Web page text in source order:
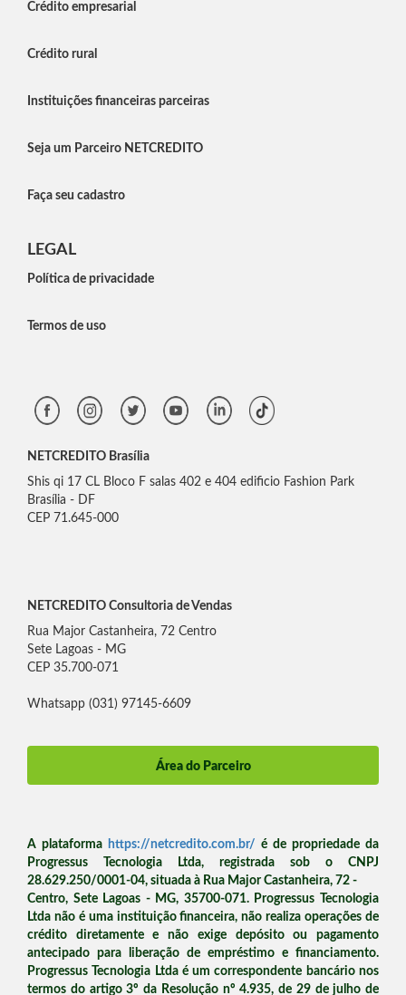
Crédito empresarial
Crédito rural
Instituições financeiras parceiras
Seja um Parceiro NETCREDITO
Faça seu cadastro
LEGAL
Política de privacidade
Termos de uso
NETCREDITO Brasília
Shis qi 17 CL Bloco F salas 402 e 404 edificio Fashion Park
Brasília - DF
CEP 71.645-000
NETCREDITO Consultoria de Vendas
Rua Major Castanheira, 72 Centro
Sete Lagoas - MG
CEP 35.700-071
Whatsapp (031) 97145-6609
Área do Parceiro
A plataforma https://netcredito.com.br/ é de propriedade da
Progressus Tecnologia Ltda, registrada sob o CNPJ
28.629.250/0001-04, situada à Rua Major Castanheira, 72 -
Centro, Sete Lagoas - MG, 35700-071. Progressus Tecnologia
Ltda não é uma instituição financeira, não realiza operações de
crédito diretamente e não exige depósito ou pagamento
antecipado para liberação de empréstimo e financiamento.
Progressus Tecnologia Ltda é um correspondente bancário nos
termos do artigo 3º da Resolução nº 4.935, de 29 de julho de